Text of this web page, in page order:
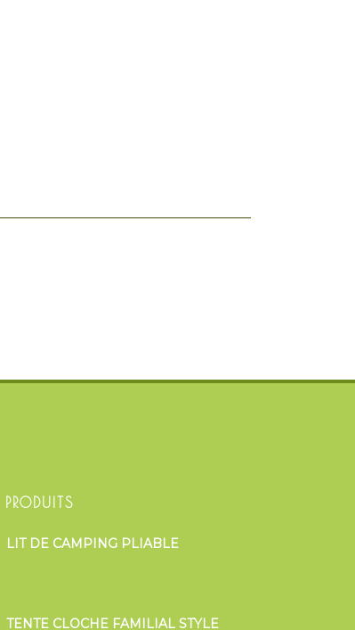
PRODUITS
LIT DE CAMPING PLIABLE
TENTE CLOCHE FAMILIAL STYLE